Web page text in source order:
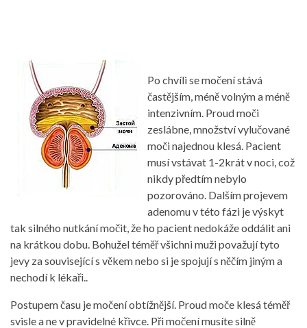
Po chvíli se močení stává
častějším, méně volným a méně
intenzivním. Proud moči
zeslábne, množství vylučované
moči najednou klesá. Pacient
musí vstávat 1-2krát v noci, což
nikdy předtím nebylo
pozorováno. Dalším projevem
adenomu v této fázi je výskyt
tak silného nutkání močit, že ho pacient nedokáže oddálit ani
na krátkou dobu. Bohužel téměř všichni muži považují tyto
jevy za související s věkem nebo si je spojují s něčím jiným a
nechodí k lékaři..
Postupem času je močení obtížnější. Proud moče klesá téměř
svisle a ne v pravidelné křivce. Při močení musíte silně